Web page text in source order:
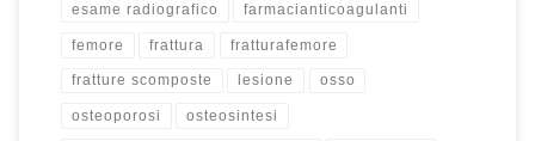
esame radiografico farmacianticoagulanti
femore frattura fratturafemore
fratture scomposte lesione osso
osteoporosi osteosintesi